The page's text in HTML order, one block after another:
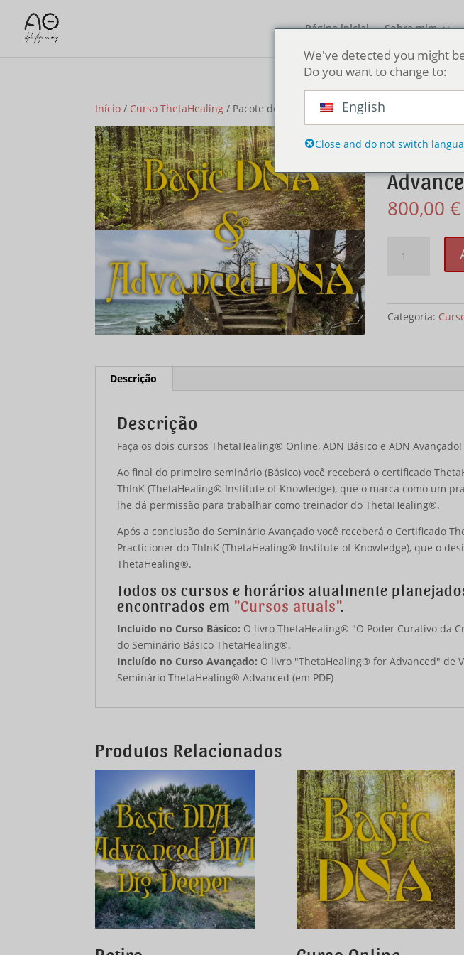
Página inicial Sobre mim
Início / Curso ThetaHealing / Pacote do Curso Online DNA Básico e Avançado
Pacote
800,00€
ThetaHealing®
Advanced
Paket
Categoria:
Descrição
Descrição
Faça os dois cursos ThetaHealing® Online, ADN Básico e ADN Avançado!
Ao final do primeiro seminário (Básico) você receberá o certificado
ThInK (ThetaHealing® Institute of Knowledge), que o marca como um
lhe dá permissão para trabalhar como treinador do ThetaHealing®.
Após a conclusão do Seminário Avançado você receberá o Certificado
Practicioner do ThInK (ThetaHealing® Institute of Knowledge), que o
ThetaHealing®.
Todos os cursos e horários atualmente
encontrados em "Cursos atuais".
Incluído no Curso Básico: O livro ThetaHealing® "O Poder Curativo da
do Seminário Básico ThetaHealing®.
Incluído no Curso Avançado: O livro "ThetaHealing® for Advanced" de
Seminário ThetaHealing® Advanced (em PDF)
Produtos Relacionados
We've detected you might
Do you want to change to:
English
Close and do not switch